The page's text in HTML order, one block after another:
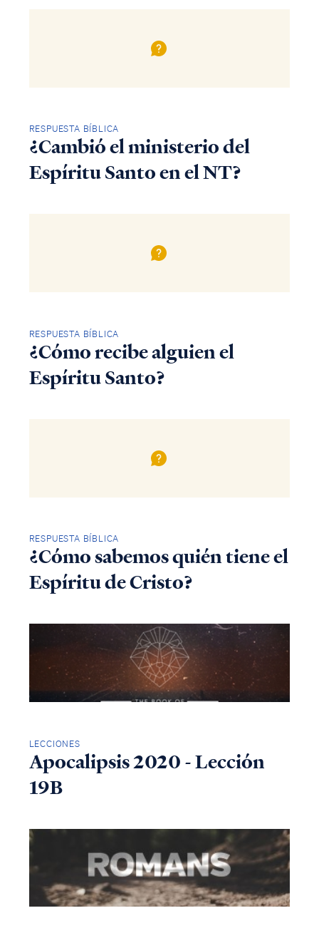
RESPUESTA BÍBLICA
¿Cambió el ministerio del
Espíritu Santo en el NT?
RESPUESTA BÍBLICA
¿Cómo recibe alguien el
Espíritu Santo?
RESPUESTA BÍBLICA
¿Cómo sabemos quién tiene el
Espíritu de Cristo?
LECCIONES
Apocalipsis 2020 - Lección
19B